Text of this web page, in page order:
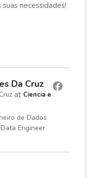
necessidades!
Da Cruz
at Ciencia e
de Dados
Engineer